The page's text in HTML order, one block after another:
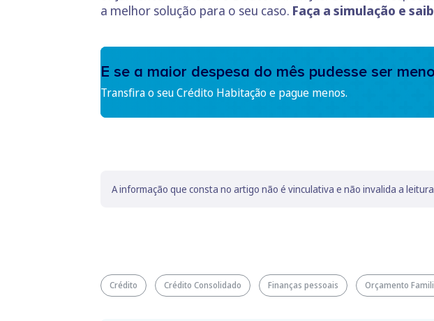
a melhor solução para o seu caso. Faça a simulação e
E se a maior despesa do mês pudesse ser
Transfira o seu Crédito Habitação e pague menos.
A informação que consta no artigo não é vinculativa e não invalida a
Crédito Crédito Consolidado Finanças pessoais Orçamento